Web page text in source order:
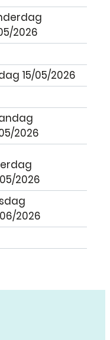
2026
15/05/2026
2026
2026
2026